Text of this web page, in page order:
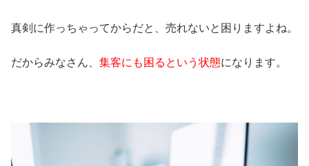
真剣に作っちゃってからだと、売れないと困りますよね。
だからみなさん、 集客にも困るという状態になります。